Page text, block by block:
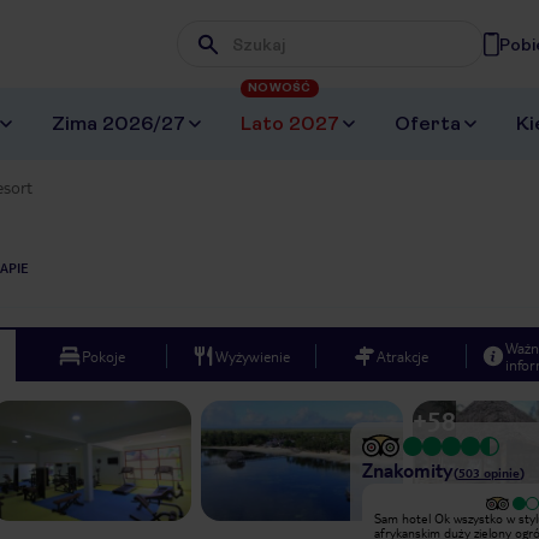
Wpisz frazę, której szukasz
Zima 2026/27 Lato 2027
NOWOŚĆ
Oferta
Pokoje Wyżywienie Atrakcje
+58
Znakomity(503 opinie)
Wyjątkowy
Stanowczo polecamy! Cudowne
Sam hotel Ok wszystko w
afrykanskim duży zielony